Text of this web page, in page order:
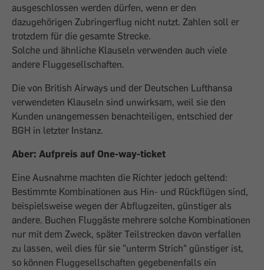
ausgeschlossen werden dürfen, wenn er den
dazugehörigen Zubringerflug nicht nutzt. Zahlen soll er
trotzdem für die gesamte Strecke.
Solche und ähnliche Klauseln verwenden auch viele
andere Fluggesellschaften.
Die von British Airways und der Deutschen Lufthansa
verwendeten Klauseln sind unwirksam, weil sie den
Kunden unangemessen benachteiligen, entschied der
BGH in letzter Instanz.
Aber: Aufpreis auf One-way-ticket
Eine Ausnahme machten die Richter jedoch geltend:
Bestimmte Kombinationen aus Hin- und Rückflügen sind,
beispielsweise wegen der Abflugzeiten, günstiger als
andere. Buchen Fluggäste mehrere solche Kombinationen
nur mit dem Zweck, später Teilstrecken davon verfallen
zu lassen, weil dies für sie "unterm Strich" günstiger ist,
so können Fluggesellschaften gegebenenfalls ein